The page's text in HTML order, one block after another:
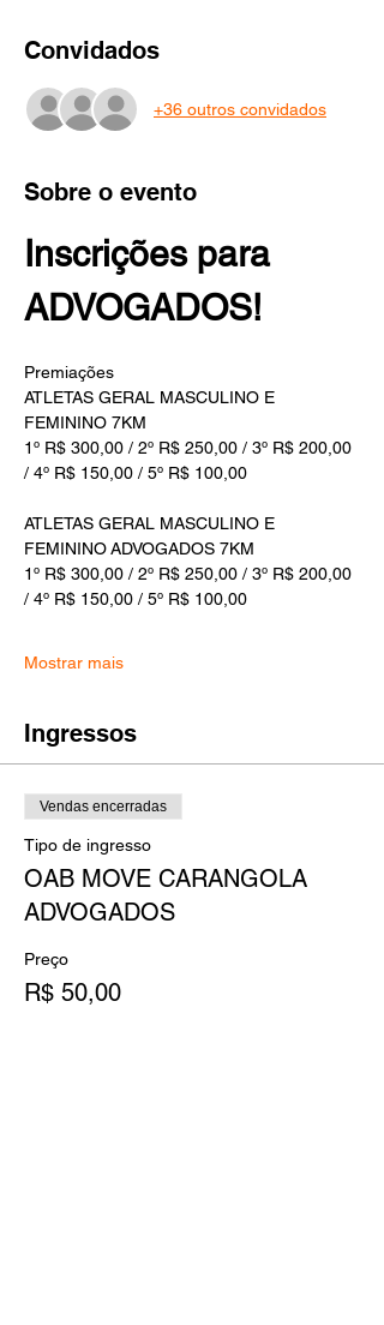
Convidados
+36 outros convidados
Sobre o evento
Inscrições para
ADVOGADOS!
Premiações
ATLETAS GERAL MASCULINO E
FEMININO 7KM
1º R$ 300,00 / 2º R$ 250,00 / 3º R$ 200,00
/ 4º R$ 150,00 / 5º R$ 100,00
ATLETAS GERAL MASCULINO E
FEMININO ADVOGADOS 7KM
1º R$ 300,00 / 2º R$ 250,00 / 3º R$ 200,00
/ 4º R$ 150,00 / 5º R$ 100,00
Mostrar mais
Ingressos
Vendas encerradas
Tipo de ingresso
OAB MOVE CARANGOLA
ADVOGADOS
Preço
R$ 50,00